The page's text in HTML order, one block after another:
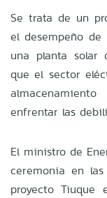
Se trata de un
el desempeño de
una planta solar
que el sector
enfrentar las
El ministro de
ceremonia en
proyecto Tiuque